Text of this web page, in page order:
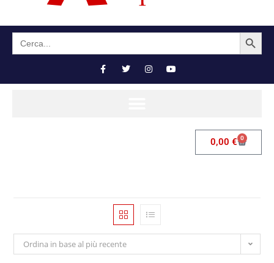
Search
for:
SEARCH BUTTON
0,00 € 0
Ordina in base al più recente